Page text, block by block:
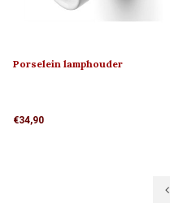
Porselein lamphouder
€34,90